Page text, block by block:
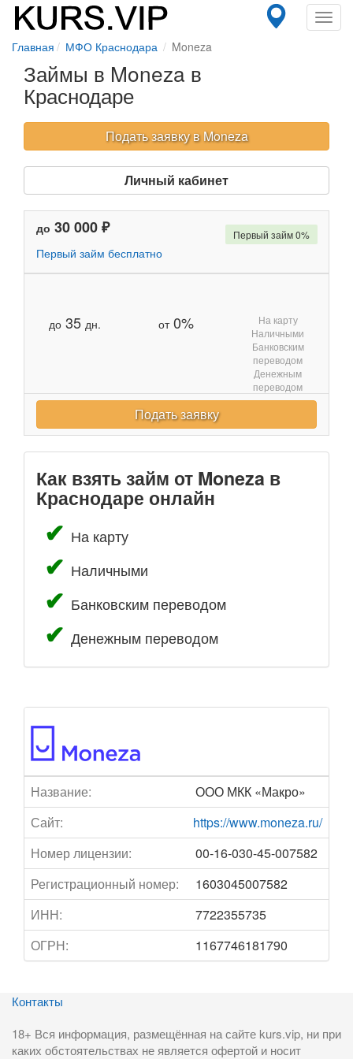
Главная МФО Краснодара Moneza
Займы в Moneza в
Краснодаре
Подать заявку в Moneza
Личный кабинет
до 30 000 ₽
Первый займ бесплатно
до 35 дн. от0%
Первый займ 0%
На карту
Наличными
Банковским
переводом
Денежным
переводом
Подать заявку
Как взять займ от Moneza в
Краснодаре онлайн
На карту
Наличными
Банковским переводом
Денежным переводом
Название:
ООО МКК «Макро»
Сайт:
https://www.moneza.ru/
Номер лицензии:
00-16-030-45-007582
Регистрационный номер:
1603045007582
ИНН:
7722355735
ОГРН:
1167746181790
Контакты
18+ Вся информация, размещённая на сайте kurs.vip, ни при
каких обстоятельствах не является офертой и носит